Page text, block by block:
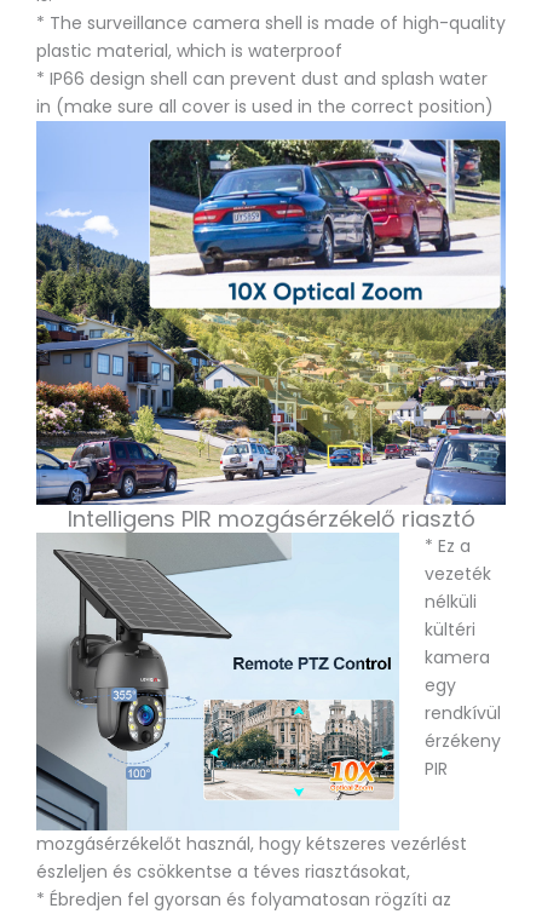
* The surveillance camera shell is made of high-quality
plastic material, which is waterproof
* IP66 design shell can prevent dust and splash water
in (make sure all cover is used in the correct position)
Intelligens PIR mozgásérzékelő riasztó
* Ez a
vezeték
nélküli
kültéri
kamera
egy
rendkívül
érzékeny
PIR
mozgásérzékelőt használ, hogy kétszeres vezérlést
észleljen és csökkentse a téves riasztásokat,
* Ébredjen fel gyorsan és folyamatosan rögzíti az